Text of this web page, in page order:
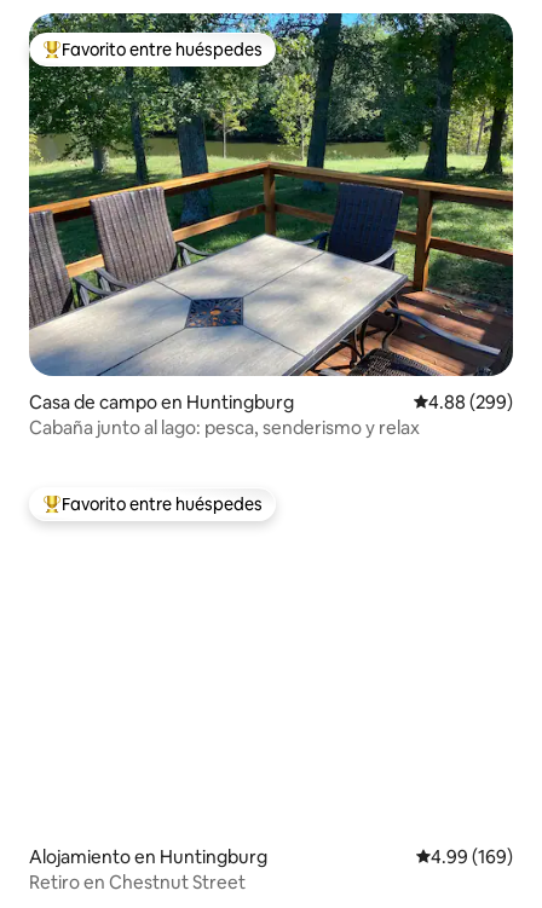
Favorito entre huéspedes preferido
Favorito entre huéspedes
Casa de campo en Huntingburg Calificación
4.88 (299)
Cabaña junto al lago: pesca, senderismo y relax
Favorito entre huéspedes preferido
Favorito entre huéspedes
Alojamiento en Huntingburg Calificación
4.99 (169)
Retiro en Chestnut Street